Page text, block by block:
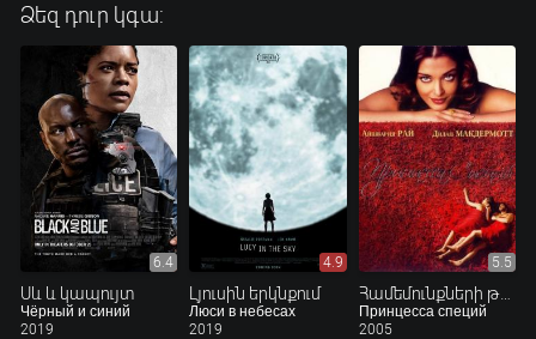
Ձեզ դուր կգա:
6.4
Սև և կապույտ
Чёрный и синий
2019
4.9
Լյուսին երկնքում
Люси в небесах
2019
5.5
Համեմունքների թագուհին
Принцесса специй
2005